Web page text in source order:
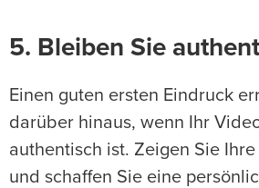
5. Bleiben Sie
Einen guten ersten Eindruck
darüber hinaus, wenn Ihr
authentisch ist. Zeigen Sie
und schaffen Sie eine